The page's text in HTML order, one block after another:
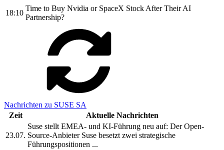
18:10
Time to Buy Nvidia or SpaceX Stock After Their AI
Partnership?
Nachrichten zu SUSE SA
Zeit
Aktuelle Nachrichten
23.07.
Suse stellt EMEA- und KI-Führung neu auf: Der Open-
Source-Anbieter Suse besetzt zwei strategische
Führungspositionen ...